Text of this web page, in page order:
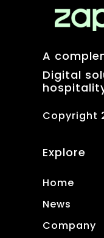
A
Digital
Copyright
Explore
Home
News
Company